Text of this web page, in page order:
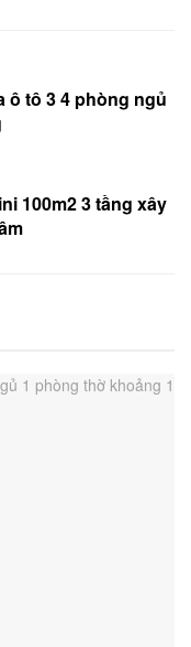
ô tô 3 4 phòng ngủ
100m2 3 tầng xây